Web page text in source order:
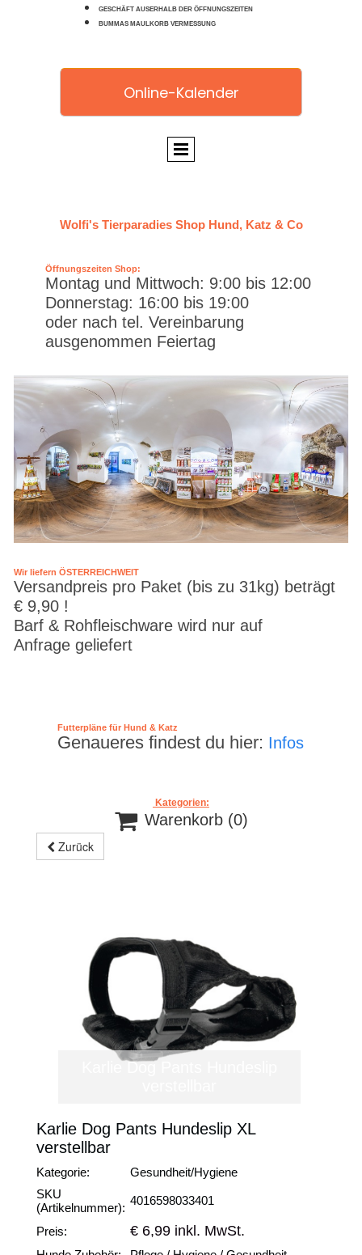
GESCHÄFT AUSERHALB DER ÖFFNUNGSZEITEN
BUMMAS MAULKORB VERMESSUNG
Online-Kalender
Wolfi's Tierparadies Shop Hund, Katz & Co
Öffnungszeiten Shop:
Montag und Mittwoch: 9:00 bis 12:00
Donnerstag: 16:00 bis 19:00
oder nach tel. Vereinbarung
ausgenommen Feiertag
Wir liefern ÖSTERREICHWEIT
Versandpreis pro Paket (bis zu 31kg) beträgt
€ 9,90 !
Barf & Rohfleischware wird nur auf
Anfrage geliefert
Futterpläne für Hund & Katz
Genaueres findest du hier: Infos
Kategorien:
 Warenkorb (0)
Zurück
Karlie Dog Pants Hundeslip
Karlie Dog Pants Hundeslip XL
verstellbar
Kategorie:
Gesundheit/Hygiene
SKU
(Artikelnummer):
4016598033401
Preis: € 6,99 inkl. MwSt.